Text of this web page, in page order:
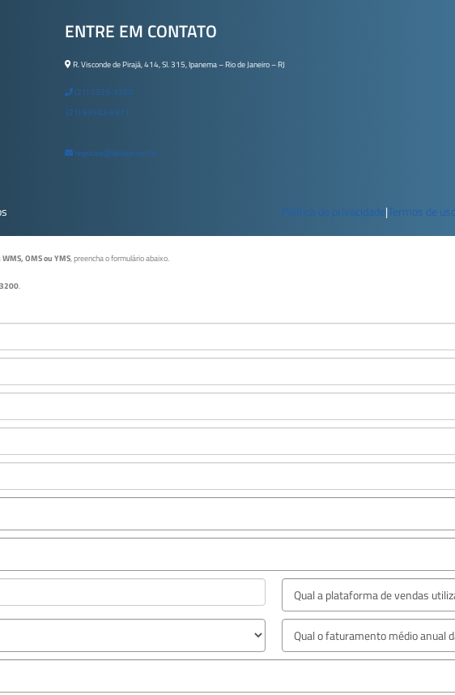
ENTRE EM CONTATO
R. Visconde de Pirajá, 414, Sl. 315, Ipanema – Rio de Janeiro – RJ
(21) 2529-3200
(21) 99582-4971
negocios@delage.com.br
Política de privacidade|Termos de
OMS ou YMS, preencha o formulário abaixo.
.